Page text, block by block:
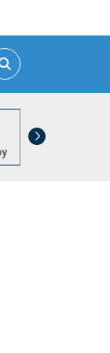
Lun. a Vie. | 15